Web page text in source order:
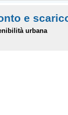
e
urbana